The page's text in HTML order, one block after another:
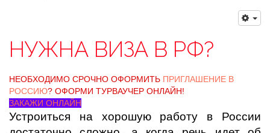
НУЖНА ВИЗА В РФ?
НЕОБХОДИМО СРОЧНО ОФОРМИТЬ ПРИГЛАШЕНИЕ В
РОССИЮ? ОФОРМИ ТУРВАУЧЕР ОНЛАЙН!
ЗАКАЖИ ОНЛАЙН
Устроиться на хорошую работу в России